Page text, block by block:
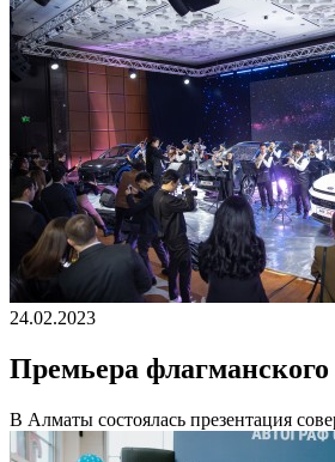
24.02.2023
Премьера флагманского
В Алматы состоялась презентация